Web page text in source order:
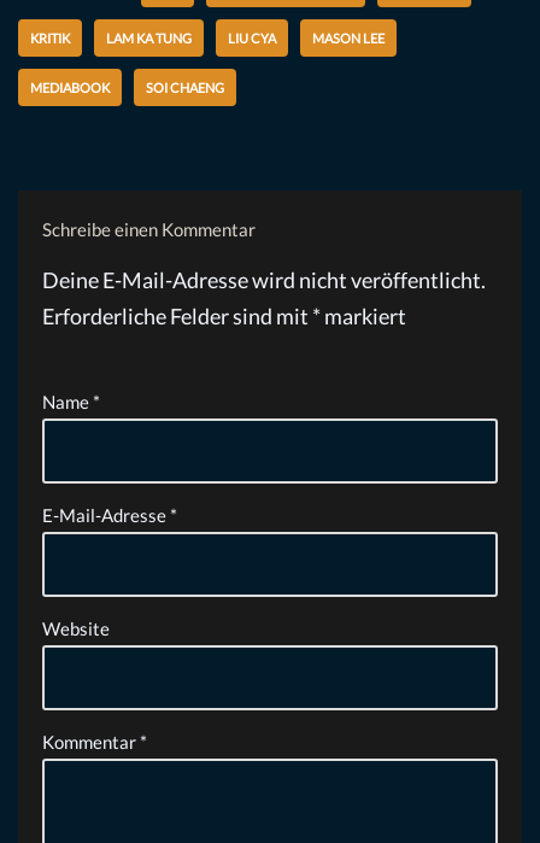
KRITIK LAM KA TUNG LIU CYA MASON LEE
MEDIABOOK SOI CHAENG
Schreibe einen Kommentar
Deine E-Mail-Adresse wird nicht veröffentlicht.
Erforderliche Felder sind mit * markiert
Name *
E-Mail-Adresse *
Website
Kommentar *